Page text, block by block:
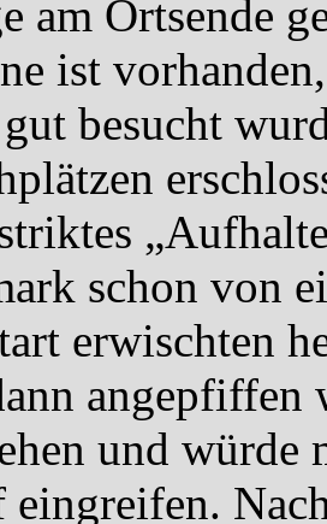
am Ortsende
ist
besucht
schon von
erwischten
und würde